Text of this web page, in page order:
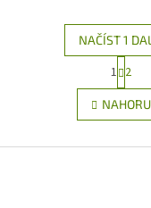
O
v
l
d
NAČÍST 1
t
r
á
n
1 2
NAHORU